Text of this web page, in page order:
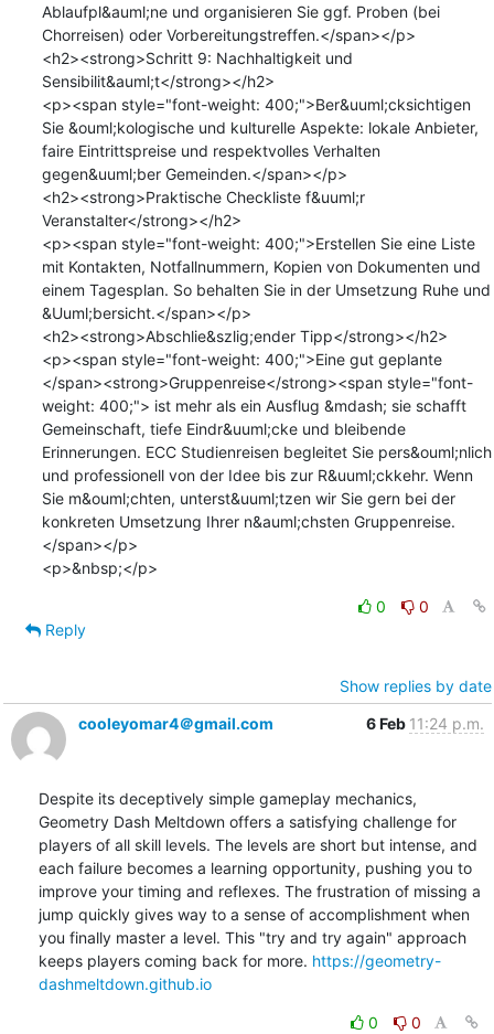
Ablaufpl&auml;ne und organisieren Sie ggf. Proben (bei
Chorreisen) oder Vorbereitungstreffen.</span></p>
<h2><strong>Schritt 9: Nachhaltigkeit und
Sensibilit&auml;t</strong></h2>
<p><span style="font-weight: 400;">Ber&uuml;cksichtigen
Sie &ouml;kologische und kulturelle Aspekte: lokale Anbieter,
faire Eintrittspreise und respektvolles Verhalten
gegen&uuml;ber Gemeinden.</span></p>
<h2><strong>Praktische Checkliste f&uuml;r
Veranstalter</strong></h2>
<p><span style="font-weight: 400;">Erstellen Sie eine Liste
mit Kontakten, Notfallnummern, Kopien von Dokumenten und
einem Tagesplan. So behalten Sie in der Umsetzung Ruhe und
&Uuml;bersicht.</span></p>
<h2><strong>Abschlie&szlig;ender Tipp</strong></h2>
<p><span style="font-weight: 400;">Eine gut geplante
</span><strong>Gruppenreise</strong><span style="font-
weight: 400;"> ist mehr als ein Ausflug &mdash; sie schafft
Gemeinschaft, tiefe Eindr&uuml;cke und bleibende
Erinnerungen. ECC Studienreisen begleitet Sie pers&ouml;nlich
und professionell von der Idee bis zur R&uuml;ckkehr. Wenn
Sie m&ouml;chten, unterst&uuml;tzen wir Sie gern bei der
konkreten Umsetzung Ihrer n&auml;chsten Gruppenreise.
</span></p>
<p>&nbsp;</p>
0
0
Reply
Show replies by date
cooleyomar4＠gmail.com
6 Feb 11:24 p.m.
Despite its deceptively simple gameplay mechanics,
Geometry Dash Meltdown offers a satisfying challenge for
players of all skill levels. The levels are short but intense, and
each failure becomes a learning opportunity, pushing you to
improve your timing and reflexes. The frustration of missing a
jump quickly gives way to a sense of accomplishment when
you finally master a level. This "try and try again" approach
keeps players coming back for more. https://geometry-
dashmeltdown.github.io
0
0